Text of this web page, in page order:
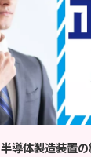
導体製造装置